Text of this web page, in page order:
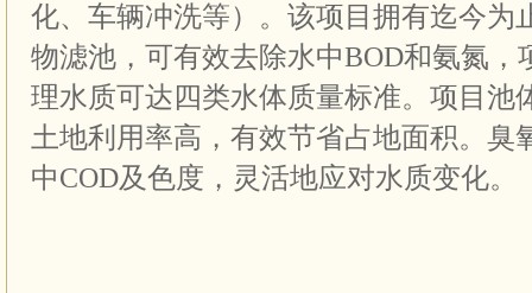
化、车辆冲洗等）。该项目拥有迄今为
物滤池，可有效去除水中BOD和氨氮，
理水质可达四类水体质量标准。项目池
土地利用率高，有效节省占地面积。臭
中COD及色度，灵活地应对水质变化。